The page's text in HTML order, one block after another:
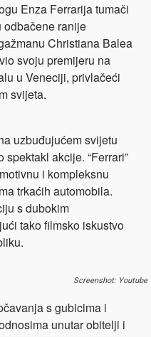
Enza Ferrarija tumači
odbačene ranije
Christiana Balea
svoju premijeru na
u Veneciji, privlačeći
svijeta.
uzbuđujućem svijetu
akcije. “Ferrari”
i kompleksnu
trkaćih automobila.
s dubokim
tako filmsko iskustvo
Screenshot: Youtube
s gubicima i
unutar obitelji i